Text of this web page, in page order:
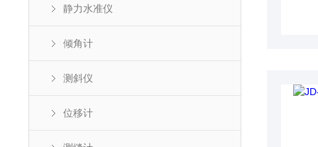
静力水准仪
倾角计
测斜仪
位移计